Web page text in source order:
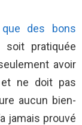
que des bons
soit pratiquée
avoir
et ne doit pas
aucun bien-
jamais prouvé